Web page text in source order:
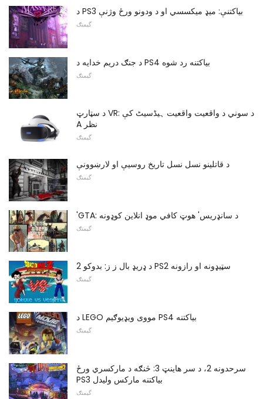
د PS3 بیاکتنې: میډ میکسسي او د ودونو ورځ وژنې
گیمنګ
د جنګ دریم خدایه د PS4 بیاکتنه رد شوه
گیمنګ
د سټارټ VR: د سوني د واقعیت واقعیت ہیڈسیٹ کې
A نظر
گیمنګ
د قاتلینو نسل نسل تاریخ روسیې او لارښوونې
گیمنګ
'GTA: د سانډریس' هوټ کافي موډ انلاین کوډونه
گیمنګ
د ډریډ بال ز ز: بدوکو 2 PS2 سټیډونه او رازونه
گیمنګ
د LEGO مووی ویډیوګیم PS4 بیاکتنه
گیمنګ
سرحدونه 2، د سر هاینټ 3: څنګه د مارکسري ورځ
PS3 بیاکتنه مارکس ولیدل
گیمنګ